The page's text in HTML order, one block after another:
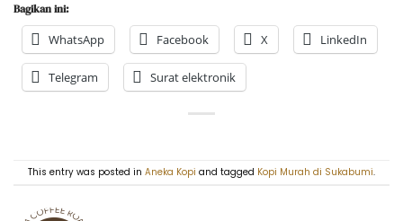
Bagikan ini:
WhatsApp Facebook X LinkedIn
Telegram Surat elektronik
This entry was posted in Aneka Kopi and tagged Kopi Murah di Sukabumi.